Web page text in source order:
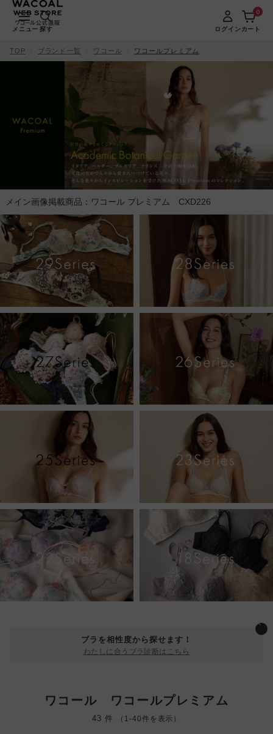
メニュー 探す ログインカート
0
TOP ブランド一覧 ワコール ワコールプレミアム
メイン画像掲載商品：ワコール プレミアム CXD226
ブラを相性度から探せます！
わたしに合うブラ診断はこちら
ワコール ワコールプレミアム
43 件 （1-40件を表示）